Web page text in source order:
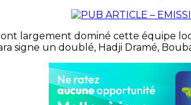
ont largement dominé cette équipe
signe un doublé, Hadji Dramé,